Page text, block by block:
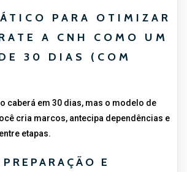
PARA OTIMIZAR
A CNH COMO UM
30 DIAS (COM
caberá em 30 dias, mas o modelo de
cria marcos, antecipa dependências e
etapas.
E